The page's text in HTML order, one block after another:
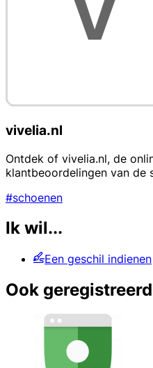
vivelia.nl
Ontdek of vivelia.nl, de
klantbeoordelingen van de
#schoenen
Ik wil...
Een geschil indienen
Ook